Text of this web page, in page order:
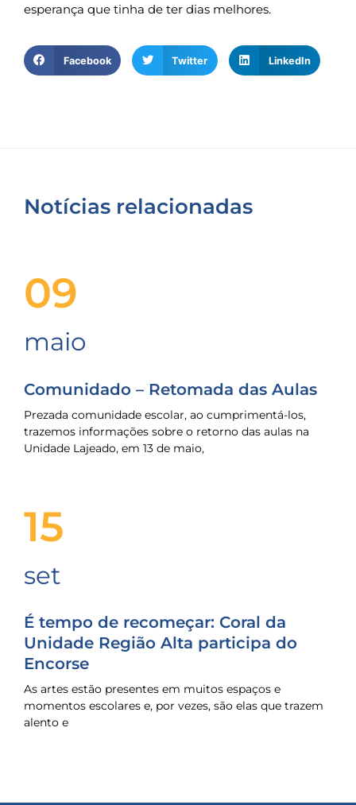
esperança que tinha de ter dias melhores.
Facebook Twitter LinkedIn
Notícias relacionadas
09
maio
Comunidado – Retomada das Aulas
Prezada comunidade escolar, ao cumprimentá-los,
trazemos informações sobre o retorno das aulas na
Unidade Lajeado, em 13 de maio,
15
set
É tempo de recomeçar: Coral da
Unidade Região Alta participa do
Encorse
As artes estão presentes em muitos espaços e
momentos escolares e, por vezes, são elas que trazem
alento e